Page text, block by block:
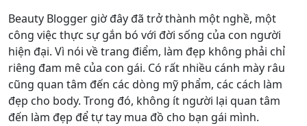
Beauty Blogger giờ đây đã trở thành một nghề, một
công việc thực sự gắn bó với đời sống của con người
hiện đại. Vì nói về trang điểm, làm đẹp không phải chỉ
riêng đam mê của con gái. Có rất nhiều cánh mày râu
cũng quan tâm đến các dòng mỹ phẩm, các cách làm
đẹp cho body. Trong đó, không ít người lại quan tâm
đến làm đẹp để tự tay mua đồ cho bạn gái mình.